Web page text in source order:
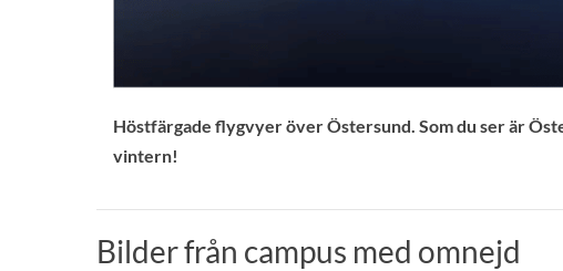
Höstfärgade flygvyer över Östersund. Som du ser är
vintern!
Bilder från campus med omnejd